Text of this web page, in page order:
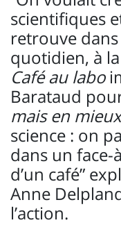
scientifiques
retrouve
quotidien, à
Café au labo
Barataud
mais en mieux
science : on
dans un face-
d’un café”
Anne
l’action.